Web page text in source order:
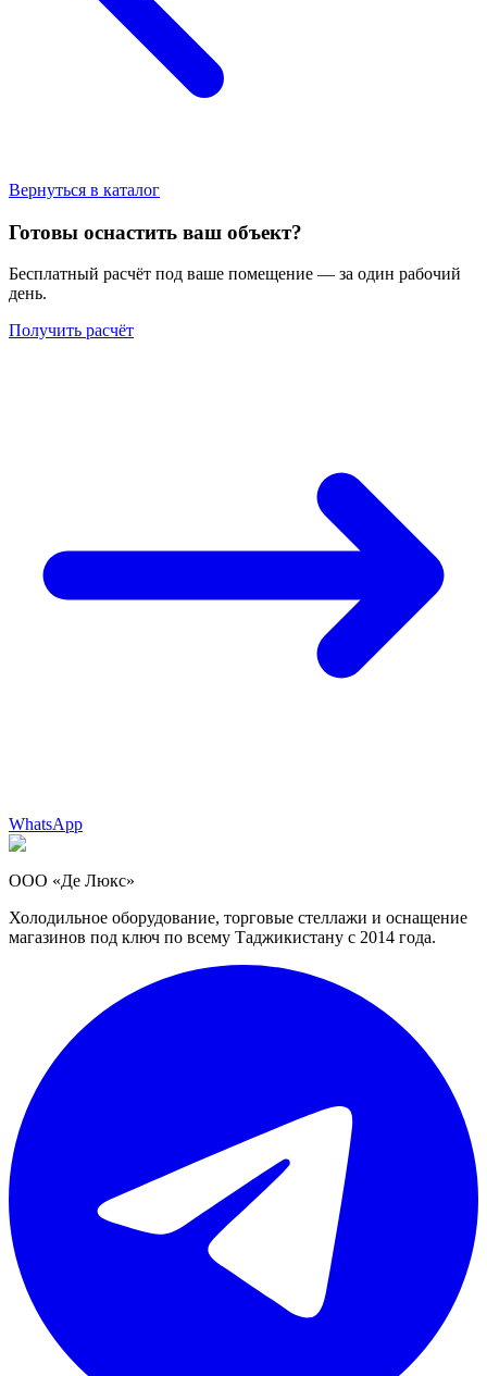
Вернуться в каталог
Готовы оснастить ваш объект?
Бесплатный расчёт под ваше помещение — за один рабочий
день.
Получить расчёт
WhatsApp
ООО «Де Люкс»
Холодильное оборудование, торговые стеллажи и оснащение
магазинов под ключ по всему Таджикистану с 2014 года.